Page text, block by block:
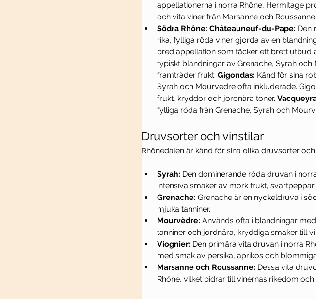
appellationerna i norra Rhône, Hermitage
och vita viner från Marsanne och Roussanne.
Södra Rhône: Châteauneuf-du-Pape: Den
rika, fylliga röda viner gjorda av en
bred appellation som täcker ett brett utbud
typiskt blandningar av Grenache, Syrah
framträder frukt. Gigondas: Känd för sina
Syrah och Mourvèdre ofta inkluderade.
frukt, kryddor och jordnära toner.
fylliga röda från Grenache, Syrah och
Druvsorter och vinstilar
Rhônedalen är känd för sina olika druvsorter och
Syrah: Den dominerande röda druvan i
intensiva smaker av mörk frukt,
Grenache: Grenache är en nyckeldruva i
mjuka tanniner.
Mourvèdre: Används ofta i blandningar
tanniner och jordnära, kryddiga smaker till
Viognier: Den primära vita druvan i norra
med smak av persika, aprikos och
Marsanne och Roussanne: Dessa vita
Rhône, vilket bidrar till vinernas rikedom